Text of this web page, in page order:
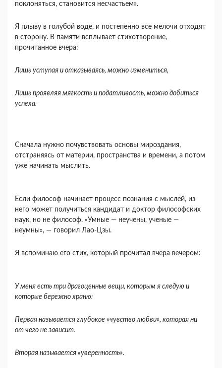
поклоняться, становится несчастьем».
Я плыву в голубой воде, и постепенно все мело­чи отходят
в сторону. В памяти всплывает стихо­творение,
прочитанное вчера:
Лишь уступая и отказываясь, можно измениться,
Лишь проявляя мягкость и податливость, можно добиться
успеха.
Сначала нужно почувствовать основы мирозда­ния,
отстраняясь от материи, пространства и вре­мени, а потом
уже начинать мыслить.
Если философ начинает процесс познания с мыслей, из
него может получиться кандидат и доктор философских
наук, но не философ. «Ум­ные — неучены, ученые —
неумны», — говорил Лао-Цзы.
Я вспоминаю его стих, который прочитал вчера вечером:
У меня есть три драгоценные вещи, которым я следую и
которые бережно храню:
Первая называется глубокое «чувство любви», которая ни
от чего не зависит.
Вторая называется «уверенность».